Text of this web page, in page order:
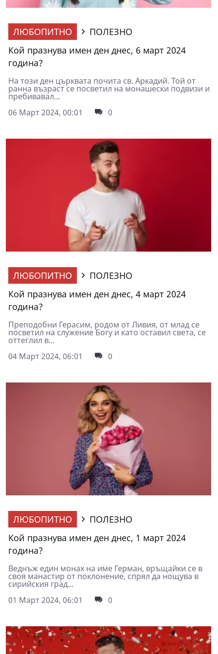
ЛЮБОПИТНО
ПОЛЕЗНО
Кой празнува имен ден днес, 6 март 2024
година?
На този ден църквата почита св. Аркадий. Той от
ранна възраст се посветил на монашески подвизи и
пребивавал...
06 Март 2024, 00:01
0
ЛЮБОПИТНО
ПОЛЕЗНО
Кой празнува имен ден днес, 4 март 2024
година?
Преподобни Герасим, родом от Ливия, от млад се
посветил на служение Богу и като оставил света, се
оттеглил в...
04 Март 2024, 06:01
0
ЛЮБОПИТНО
ПОЛЕЗНО
Кой празнува имен ден днес, 1 март 2024
година?
Веднъж един монах на име Герман, връщайки се в
своя манастир от поклонение, спрял да нощува в
сирийския град...
01 Март 2024, 06:01
0